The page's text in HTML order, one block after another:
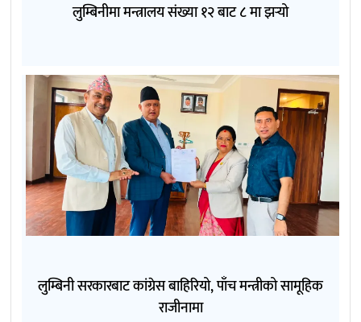
लुम्बिनीमा मन्त्रालय संख्या १२ बाट ८ मा झर्‍यो
लुम्बिनी सरकारबाट कांग्रेस बाहिरियो, पाँच मन्त्रीको सामूहिक
राजीनामा